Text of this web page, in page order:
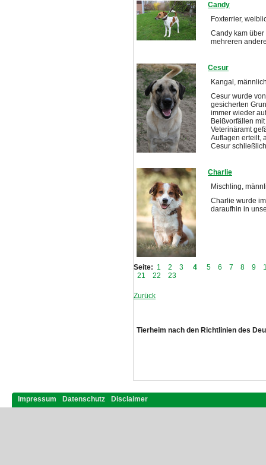
Candy
Foxterrier,
Candy kam
mehreren
Cesur
Kangal,
Cesur wurde
gesicherten
immer wieder
Beißvorfällen
Veterinäramt
Auflagen erteilt,
Cesur
Charlie
Mischling,
Charlie wurde
daraufhin in
Seite: 1 2 3 4 5 6 7 8 9
21
22 23
Zurück
Tierheim nach den Richtlinien des
Impressum Datenschutz Disclaimer